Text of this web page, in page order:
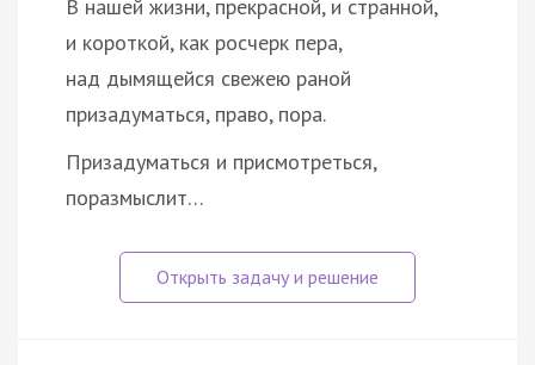
В нашей жизни, прекрасной, и странной,
и короткой, как росчерк пера,
над дымящейся свежею раной
призадуматься, право, пора.
Призадуматься и присмотреться,
поразмыслит…